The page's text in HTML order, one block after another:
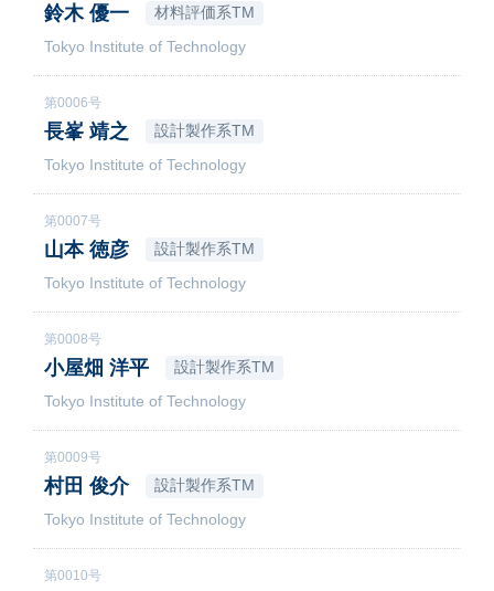
鈴木 優一 材料評価系TM
Tokyo Institute of Technology
第0006号
長峯 靖之 設計製作系TM
Tokyo Institute of Technology
第0007号
山本 徳彦 設計製作系TM
Tokyo Institute of Technology
第0008号
小屋畑 洋平 設計製作系TM
Tokyo Institute of Technology
第0009号
村田 俊介 設計製作系TM
Tokyo Institute of Technology
第0010号